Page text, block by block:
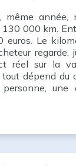
même année,
000 km.
Le
réel sur la
dépend du
une